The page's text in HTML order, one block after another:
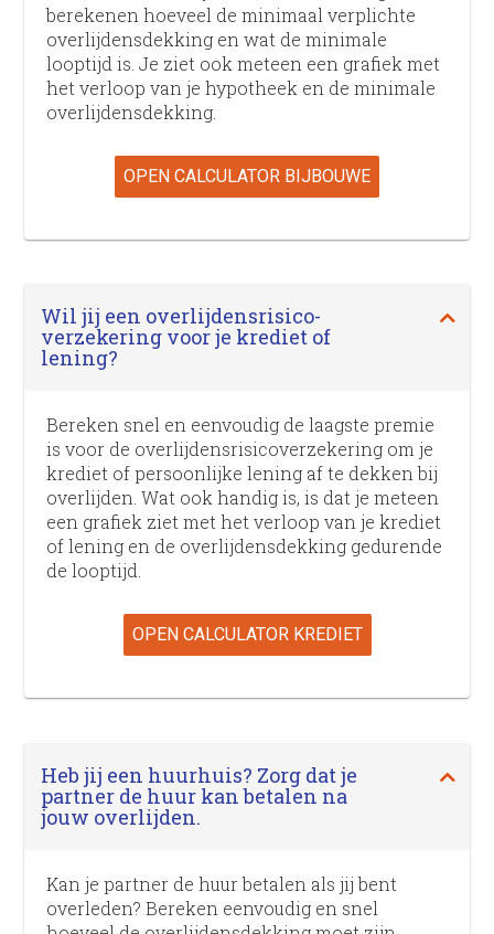
berekenen hoeveel de minimaal verplichte
overlijdens­dekking en wat de minimale
looptijd is. Je ziet ook meteen een grafiek met
het verloop van je hypotheek en de minimale
overlijdens­dekking.
OPEN CALCULATOR BIJBOUWE
Wil jij een overlijdens­risico­
verzekering voor je krediet of
lening?
Bereken snel en eenvoudig de laagste premie
is voor de overlijdens­risico­verzekering om je
krediet of persoonlijke lening af te dekken bij
overlijden. Wat ook handig is, is dat je meteen
een grafiek ziet met het verloop van je krediet
of lening en de overlijdens­dekking gedurende
de looptijd.
OPEN CALCULATOR KREDIET
Heb jij een huurhuis? Zorg dat je
partner de huur kan betalen na
jouw overlijden.
Kan je partner de huur betalen als jij bent
overleden? Bereken eenvoudig en snel